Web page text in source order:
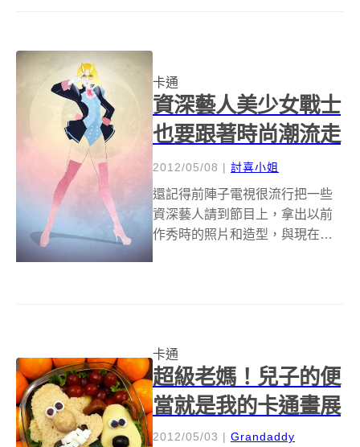
線，然後被...
卡通
資深藝人美少女戰士
也要跟著時尚潮流走
2012/05/08 | 討喜小姐
還記得前陣子電視很流行把一些
資深藝人請到節目上，拿出以前
作秀時的照片和造型，與現在做
美觀。藝術家Abra...
卡通
超級老媽！兒子的便
當就是我的卡通畫展
2012/05/03 | Grandaddy